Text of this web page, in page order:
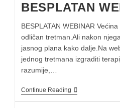
BESPLATAN
BESPLATAN WEBINAR
odličan tretman.Ali nakon
jasnog plana kako dalje.Na
jednog tretmana izgraditi
razumije,…
Continue Reading